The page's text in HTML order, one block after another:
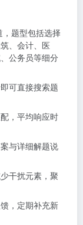
，题型包括选择
、会计、医
公务员等细分
可直接搜索题
，平均响应时
与详细解题说
干扰元素，聚
，定期补充新